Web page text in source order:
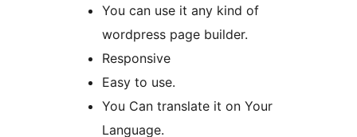
You can use it any kind of
wordpress page builder.
Responsive
Easy to use.
You Can translate it on Your
Language.